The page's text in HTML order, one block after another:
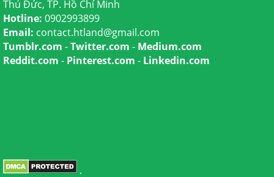
Thủ Đức, TP. Hồ Chí Minh
Hotline: 0902993899
Email: contact.htland@gmail.com
Tumblr.com -Twitter.com - Medium.com
Reddit.com - Pinterest.com - Linkedin.com
.